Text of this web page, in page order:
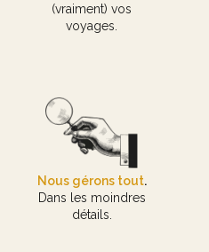
(vraiment) vos
voyages.
Nous gérons tout.
Dans les moindres
détails.